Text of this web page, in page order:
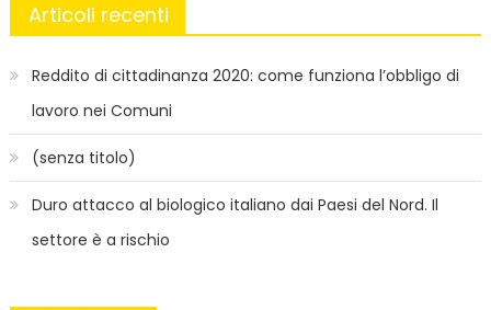
Articoli recenti
Reddito di cittadinanza 2020: come funziona l’obbligo di
lavoro nei Comuni
(senza titolo)
Duro attacco al biologico italiano dai Paesi del Nord. Il
settore è a rischio